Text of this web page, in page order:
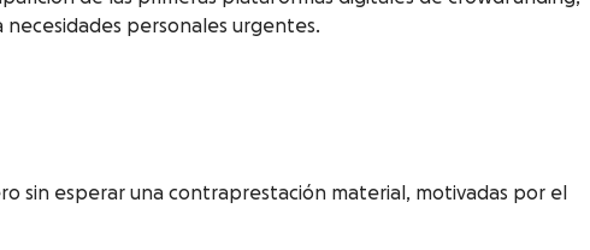
personales urgentes.
sin esperar una contraprestación material, motivadas por el